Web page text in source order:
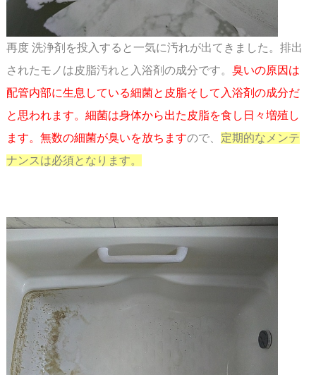
再度 洗浄剤を投入すると一気に汚れが出てきました。排出
されたモノは皮脂汚れと入浴剤の成分です。 臭いの原因は
配管内部に生息している細菌と皮脂そして入浴剤の成分だ
と思われます。 細菌は身体から出た皮脂を食し日々増殖し
ます。無数の細菌が臭いを放ちますので、 定期的な メンテ
ナンスは必須となります。